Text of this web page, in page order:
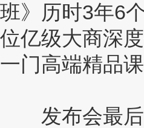
班》历时3年6
位亿级大商深
一门高端精品课
发布会最后